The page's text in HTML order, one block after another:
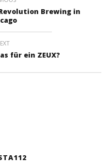
Brewing in
für ein ZEUX?